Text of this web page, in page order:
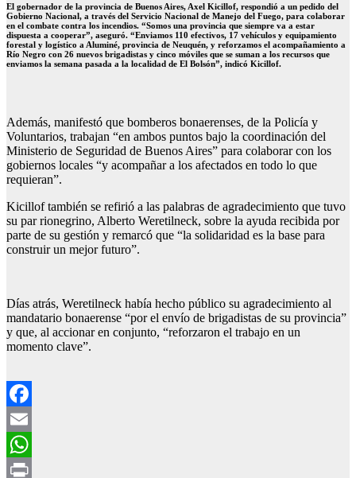
El gobernador de la provincia de Buenos Aires, Axel Kicillof, respondió a un pedido del
Gobierno Nacional, a través del Servicio Nacional de Manejo del Fuego, para colaborar
en el combate contra los incendios. “Somos una provincia que siempre va a estar
dispuesta a cooperar”, aseguró. “Enviamos 110 efectivos, 17 vehículos y equipamiento
forestal y logístico a Aluminé, provincia de Neuquén, y reforzamos el acompañamiento a
Río Negro con 26 nuevos brigadistas y cinco móviles que se suman a los recursos que
enviamos la semana pasada a la localidad de El Bolsón”, indicó Kicillof.
Además, manifestó que bomberos bonaerenses, de la Policía y
Voluntarios, trabajan “en ambos puntos bajo la coordinación del
Ministerio de Seguridad de Buenos Aires” para colaborar con los
gobiernos locales “y acompañar a los afectados en todo lo que
requieran”.
Kicillof también se refirió a las palabras de agradecimiento que tuvo
su par rionegrino, Alberto Weretilneck, sobre la ayuda recibida por
parte de su gestión y remarcó que “la solidaridad es la base para
construir un mejor futuro”.
Días atrás, Weretilneck había hecho público su agradecimiento al
mandatario bonaerense “por el envío de brigadistas de su provincia”
y que, al accionar en conjunto, “reforzaron el trabajo en un
momento clave”.
Facebook
Email
WhatsApp